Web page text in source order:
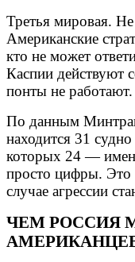
Третья мировая. Не
Американские
кто не может
Каспии действуют
понты не
По данным
находится 31
которых 24 —
просто цифры. Это
случае агрессии
ЧЕМ РОССИЯ